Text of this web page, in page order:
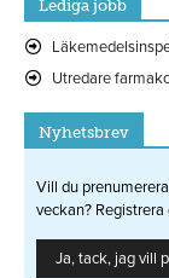
Lediga jobb
Utredare
Nyhetsbrev
Vill du
veckan?
Ja, tack, jag vill